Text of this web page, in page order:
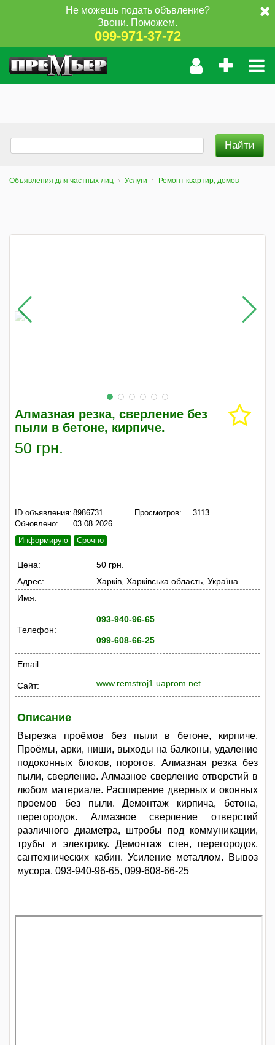
Не можешь подать объвление?
Звони. Поможем.
099-971-37-72
Объявления для частных лиц Услуги Ремонт квартир, домов
Алмазная резка, сверление без
пыли в бетоне, кирпиче.
50 грн.
ID объявления: 8986731
Обновлено:
03.08.2026
Просмотров: 3113
Информирую Срочно
Цена:
50 грн.
Адрес:
Харків, Харківська область, Україна
Имя:
Телефон:
093-940-96-65
099-608-66-25
Email:
Сайт: www.remstroj1.uaprom.net
Описание
Вырезка проёмов без пыли в бетоне, кирпиче.
Проёмы, арки, ниши, выходы на балконы, удаление
подоконных блоков, порогов. Алмазная резка без
пыли, сверление. Алмазное сверление отверстий в
любом материале. Расширение дверных и оконных
проемов без пыли. Демонтаж кирпича, бетона,
перегородок. Алмазное сверление отверстий
различного диаметра, штробы под коммуникации,
трубы и электрику. Демонтаж стен, перегородок,
сантехнических кабин. Усиление металлом. Вывоз
мусора. 093-940-96-65, 099-608-66-25